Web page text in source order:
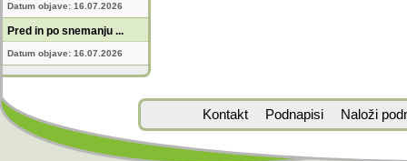
Datum objave: 16.07.2026
Pred in po snemanju ...
Datum objave: 16.07.2026
Kontakt Podnapisi Naloži